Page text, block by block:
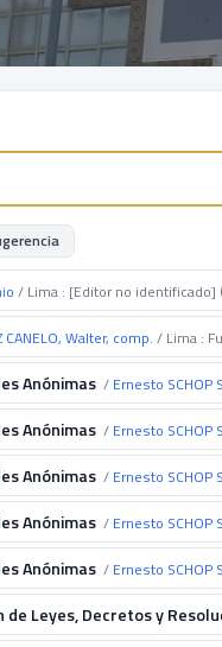
/ Lima : [Editor no identificado]
CANELO, Walter, comp. / Lima :
Anónimas / Ernesto SCHOP
Anónimas / Ernesto SCHOP
Anónimas / Ernesto SCHOP
Anónimas / Ernesto SCHOP
Anónimas / Ernesto SCHOP
Leyes, Decretos y